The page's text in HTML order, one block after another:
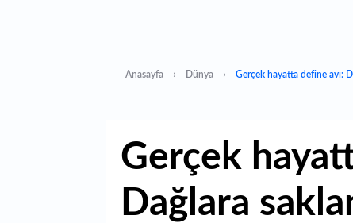
Anasayfa Dünya Gerçek hayatta define avı:
Gerçek
Dağlara